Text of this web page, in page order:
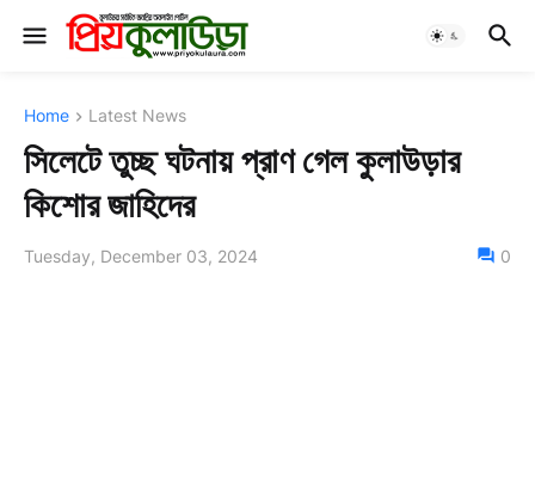
Home Latest News
সিলেটে তুচ্ছ ঘটনায় প্রাণ গেল কুলাউড়ার
কিশোর জাহিদের
Tuesday, December 03, 2024 0